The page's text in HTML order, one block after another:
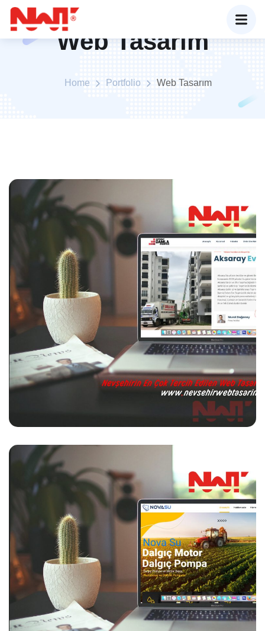
Web Tasarım
Home Portfolio Web Tasarım